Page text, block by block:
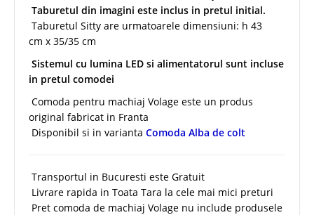
Taburetul din imagini este inclus in pretul initial.
Taburetul Sitty are urmatoarele dimensiuni: h 43
cm x 35/35 cm
Sistemul cu lumina LED si alimentatorul sunt incluse
in pretul comodei
Comoda pentru machiaj Volage este un produs
original fabricat in Franta
Disponibil si in varianta Comoda Alba de colt
Transportul in Bucuresti este Gratuit
Livrare rapida in Toata Tara la cele mai mici preturi
Pret comoda de machiaj Volage nu include produsele